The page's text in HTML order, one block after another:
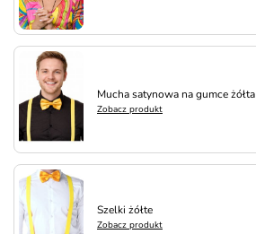
Mucha satynowa na gumce żółta
Zobacz produkt
Szelki żółte
Zobacz produkt